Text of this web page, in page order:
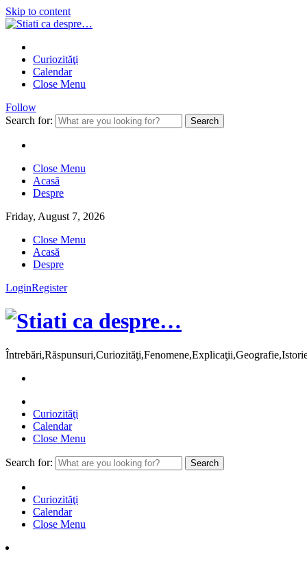
Skip to content
Curiozităţi
Calendar
Close Menu
Follow
Search for:
Close Menu
Acasă
Despre
Friday, August 7, 2026
Close Menu
Acasă
Despre
LoginRegister
Curiozităţi
Calendar
Close Menu
Search for:
Curiozităţi
Calendar
Close Menu